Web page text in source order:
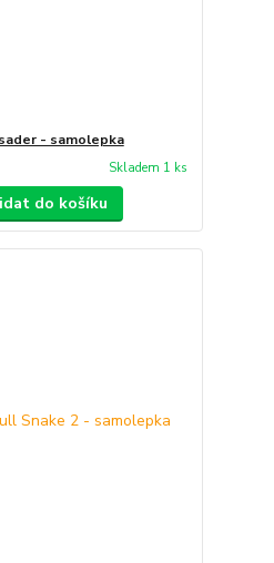
- samolepka
Skladem 1 ks
do košíku